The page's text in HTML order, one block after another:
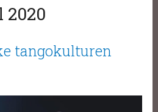
2020
tangokulturen